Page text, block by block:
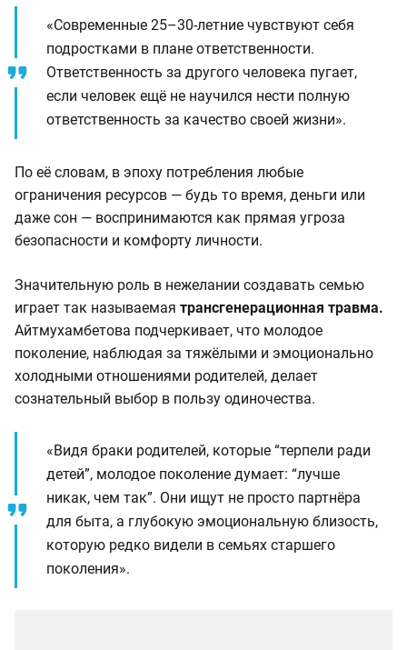
«Современные 25–30-летние чувствуют себя
подростками в плане ответственности.
Ответственность за другого человека пугает,
если человек ещё не научился нести полную
ответственность за качество своей жизни».
По её словам, в эпоху потребления любые
ограничения ресурсов — будь то время, деньги или
даже сон — воспринимаются как прямая угроза
безопасности и комфорту личности.
Значительную роль в нежелании создавать семью
играет так называемая трансгенерационная травма.
Айтмухамбетова подчеркивает, что молодое
поколение, наблюдая за тяжёлыми и эмоционально
холодными отношениями родителей, делает
сознательный выбор в пользу одиночества.
«Видя браки родителей, которые “терпели ради
детей”, молодое поколение думает: “лучше
никак, чем так”. Они ищут не просто партнёра
для быта, а глубокую эмоциональную близость,
которую редко видели в семьях старшего
поколения».